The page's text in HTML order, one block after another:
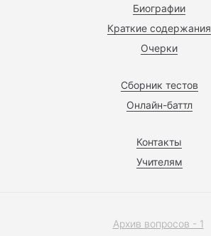
Биографии
Краткие содержания
Очерки
Сборник тестов
Онлайн-баттл
Контакты
Учителям
Архив вопросов - 1